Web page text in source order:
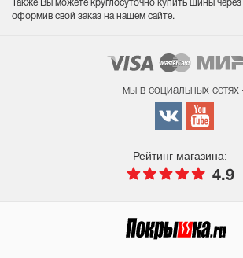
Также Вы можете круглосуточно купить шины
оформив свой заказ на нашем сайте.
мы в социальных сетях
Рейтинг магазина:
4.9